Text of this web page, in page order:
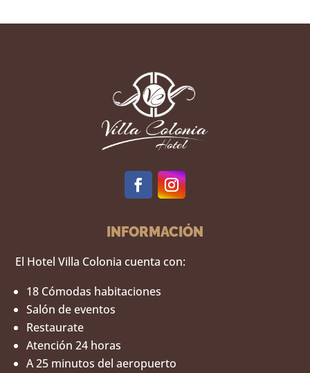
INFORMACIÓN
El Hotel Villa Colonia cuenta con:
18 Cómodas habitaciones
Salón de eventos
Restaurate
Atención 24 horas
A 25 minutos del aeropuerto